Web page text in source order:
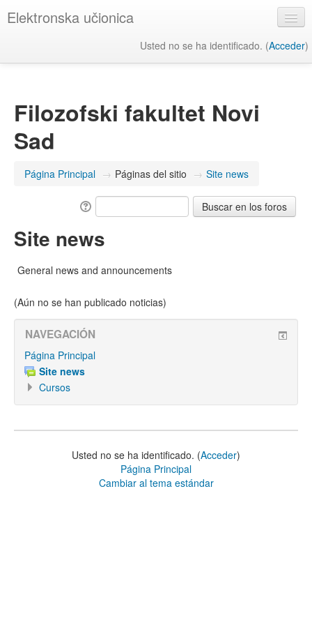
Elektronska učionica
Usted no se ha identificado. (Acceder)
Filozofski fakultet Novi
Sad
Página Principal → Páginas del sitio → Site news
Site news
General news and announcements
(Aún no se han publicado noticias)
NAVEGACIÓN
Página Principal
Site news
Cursos
Usted no se ha identificado. (Acceder)
Página Principal
Cambiar al tema estándar